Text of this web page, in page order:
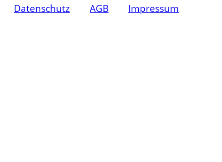
Datenschutz AGB Impressum